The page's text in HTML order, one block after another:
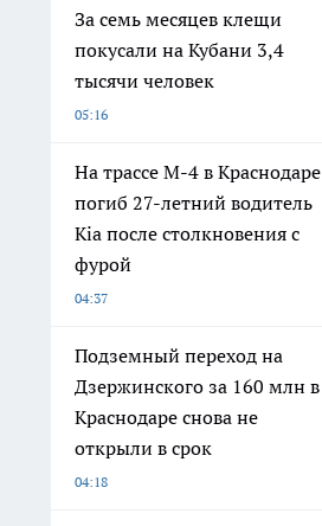
За семь месяцев клещи
покусали на Кубани 3,4
тысячи человек
05:16
На трассе М-4 в Краснодаре
погиб 27-летний водитель
Kia после столкновения с
фурой
04:37
Подземный переход на
Дзержинского за 160 млн в
Краснодаре снова не
открыли в срок
04:18